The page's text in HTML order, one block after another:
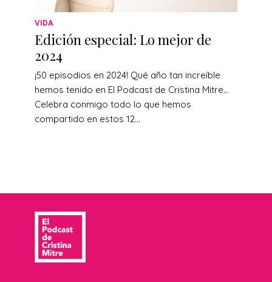
VIDA
Edición especial: Lo mejor de
2024
¡50 episodios en 2024! Qué año tan increíble
hemos tenido en El Podcast de Cristina Mitre…
Celebra conmigo todo lo que hemos
compartido en estos 12...